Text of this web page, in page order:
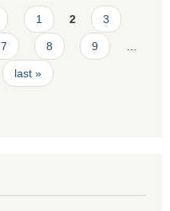
1 2 3
7 8 9 …
last »